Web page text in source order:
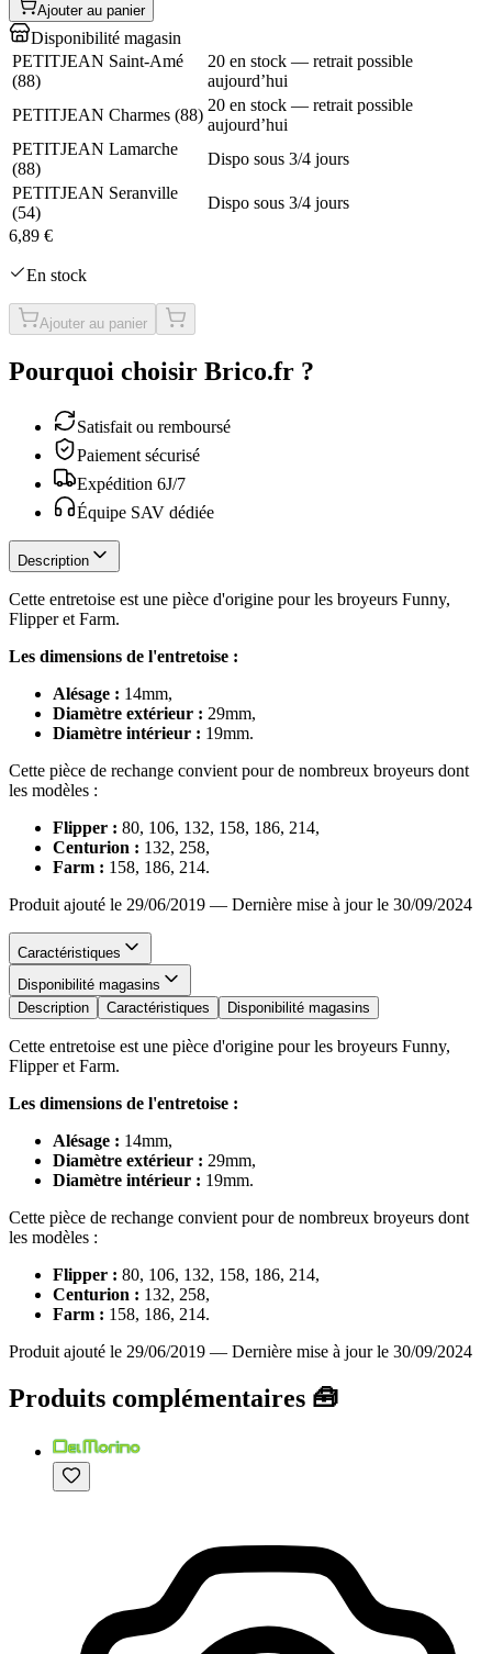
Ajouter au panier
Disponibilité magasin
PETITJEAN Saint-Amé
(88)
20 en stock — retrait possible
aujourd’hui
PETITJEAN Charmes (88)
20 en stock — retrait possible
aujourd’hui
PETITJEAN Lamarche
(88)
Dispo sous 3/4 jours
PETITJEAN Seranville
(54)
Dispo sous 3/4 jours
6,89 €
En stock
Ajouter au panier
Pourquoi choisir Brico.fr ?
Satisfait ou remboursé
Paiement sécurisé
Expédition 6J/7
Équipe SAV dédiée
Description
Cette entretoise est une pièce d'origine pour les broyeurs Funny,
Flipper et Farm.
Les dimensions de l'entretoise :
Alésage : 14mm,
Diamètre extérieur : 29mm,
Diamètre intérieur : 19mm.
Cette pièce de rechange convient pour de nombreux broyeurs dont
les modèles :
Flipper : 80, 106, 132, 158, 186, 214,
Centurion : 132, 258,
Farm : 158, 186, 214.
Produit ajouté le 29/06/2019 — Dernière mise à jour le 30/09/2024
Caractéristiques
Disponibilité magasins
Description
Caractéristiques Disponibilité magasins
Cette entretoise est une pièce d'origine pour les broyeurs Funny,
Flipper et Farm.
Les dimensions de l'entretoise :
Alésage : 14mm,
Diamètre extérieur : 29mm,
Diamètre intérieur : 19mm.
Cette pièce de rechange convient pour de nombreux broyeurs dont
les modèles :
Flipper : 80, 106, 132, 158, 186, 214,
Centurion : 132, 258,
Farm : 158, 186, 214.
Produit ajouté le 29/06/2019 — Dernière mise à jour le 30/09/2024
Produits complémentaires 🧰